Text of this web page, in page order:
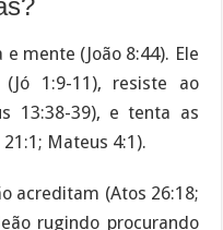
mente (João 8:44). Ele
1:9-11), resiste ao
13:38-39), e tenta as
Mateus 4:1).
acreditam (Atos 26:18;
rugindo procurando